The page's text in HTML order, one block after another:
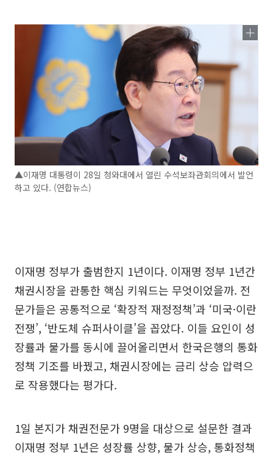
▲이재명 대통령이 28일 청와대에서 열린 수석보좌관회의에서 발언
하고 있다. (연합뉴스)
이재명 정부가 출범한지 1년이다. 이재명 정부 1년간
채권시장을 관통한 핵심 키워드는 무엇이었을까. 전
문가들은 공통적으로 ‘확장적 재정정책’과 ‘미국·이란
전쟁’, ‘반도체 슈퍼사이클’을 꼽았다. 이들 요인이 성
장률과 물가를 동시에 끌어올리면서 한국은행의 통화
정책 기조를 바꿨고, 채권시장에는 금리 상승 압력으
로 작용했다는 평가다.
1일 본지가 채권전문가 9명을 대상으로 설문한 결과
이재명 정부 1년은 성장률 상향, 물가 상승, 통화정책